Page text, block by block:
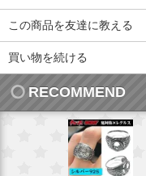
この商品を友達に教える
買い物を続ける
RECOMMEND